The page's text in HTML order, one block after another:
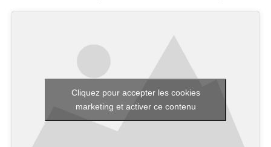
Cliquez pour accepter les cookies
marketing et activer ce contenu